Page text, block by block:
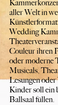
aller Welt in
Wedding
Couleur ihren
oder moderne
Musicals,
Lesungen
Kinder soll ein
Ballsaal füllen.